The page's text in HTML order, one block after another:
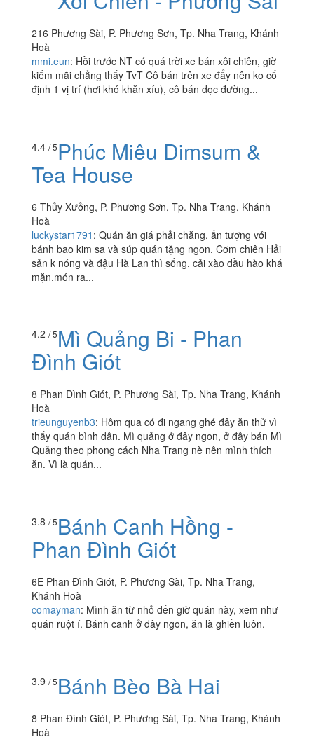
216 Phương Sài, P. Phương Sơn, Tp. Nha Trang, Khánh
Hoà
mmi.eun: Hồi trước NT có quá trời xe bán xôi chiên, giờ
kiếm mãi chẳng thấy TvT Cô bán trên xe đẩy nên ko cố
định 1 vị trí (hơi khó khăn xíu), cô bán dọc đường...
4.4 / 5Phúc Miêu Dimsum &
Tea House
6 Thủy Xưởng, P. Phương Sơn, Tp. Nha Trang, Khánh
Hoà
luckystar1791 : Quán ăn giá phải chăng, ấn tượng với
bánh bao kim sa và súp quán tặng ngon. Cơm chiên Hải
sản k nóng và đậu Hà Lan thì sống, cải xào dầu hào khá
mặn.món ra...
4.2 / 5Mì Quảng Bi - Phan
Đình Giót
8 Phan Đình Giót, P. Phương Sài, Tp. Nha Trang, Khánh
Hoà
trieunguyenb3: Hôm qua có đi ngang ghé đây ăn thử vì
thấy quán bình dân. Mì quảng ở đây ngon, ở đây bán Mì
Quảng theo phong cách Nha Trang nè nên mình thích
ăn. Vì là quán...
3.8 / 5Bánh Canh Hồng -
Phan Đình Giót
6E Phan Đình Giót, P. Phương Sài, Tp. Nha Trang,
Khánh Hoà
comayman: Mình ăn từ nhỏ đến giờ quán này, xem như
quán ruột í. Bánh canh ở đây ngon, ăn là ghiền luôn.
3.9 / 5Bánh Bèo Bà Hai
8 Phan Đình Giót, P. Phương Sài, Tp. Nha Trang, Khánh
Hoà